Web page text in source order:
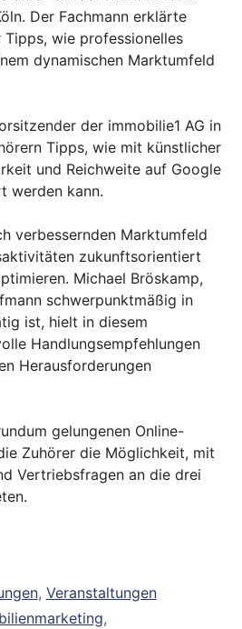
Der Fachmann erklärte
wie professionelles
dynamischen Marktumfeld
der immobilie1 AG in
Tipps, wie mit künstlicher
und Reichweite auf Google
werden kann.
verbessernden Marktumfeld
zukunftsorientiert
Michael Bröskamp,
schwerpunktmäßig in
ist, hielt in diesem
Handlungsempfehlungen
Herausforderungen
gelungenen Online-
Zuhörer die Möglichkeit, mit
Vertriebsfragen an die drei
, Veranstaltungen
,